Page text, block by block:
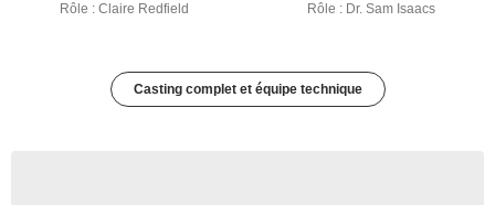
Rôle : Claire Redfield Rôle : Dr. Sam Isaacs
Casting complet et équipe technique